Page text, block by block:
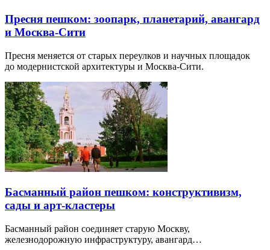
Пресня пешком: зоопарк, планетарий, авангард
и Москва-Сити
Пресня меняется от старых переулков и научных площадок
до модернистской архитектуры и Москва-Сити.
Басманный район пешком: конструктивизм,
сады и арт-кластеры
Басманный район соединяет старую Москву,
железнодорожную инфраструктуру, авангард…